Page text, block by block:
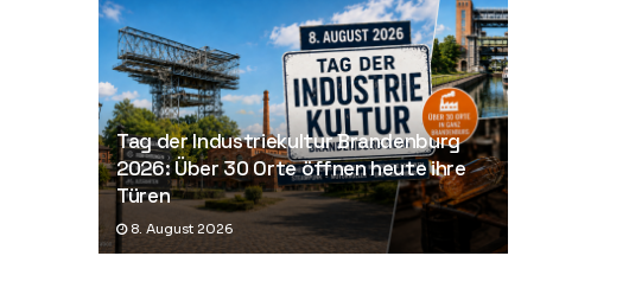
Tag der Industriekultur Brandenburg
2026: Über 30 Orte öffnen heute ihre
Türen
8. August 2026